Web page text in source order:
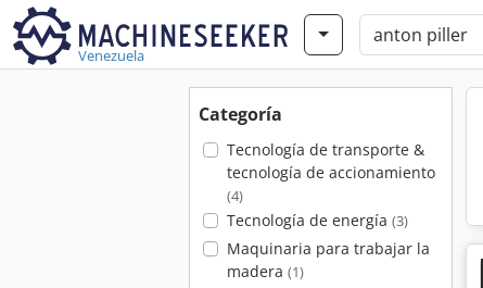
Venezuela
Categoría
Tecnología de transporte &
tecnología de accionamiento
(4)
Tecnología de energía (3)
Maquinaria para trabajar la
madera (1)